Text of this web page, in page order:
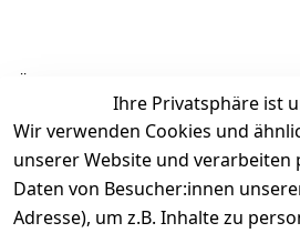
Ähnliche Produkte
Ihre Privatsphäre ist
Wir verwenden Cookies und
unserer Website und verarbeiten
Daten von Besucher:innen
Adresse), um z.B. Inhalte zu